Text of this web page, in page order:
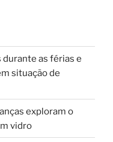
as férias e
situação de
exploram o
vidro